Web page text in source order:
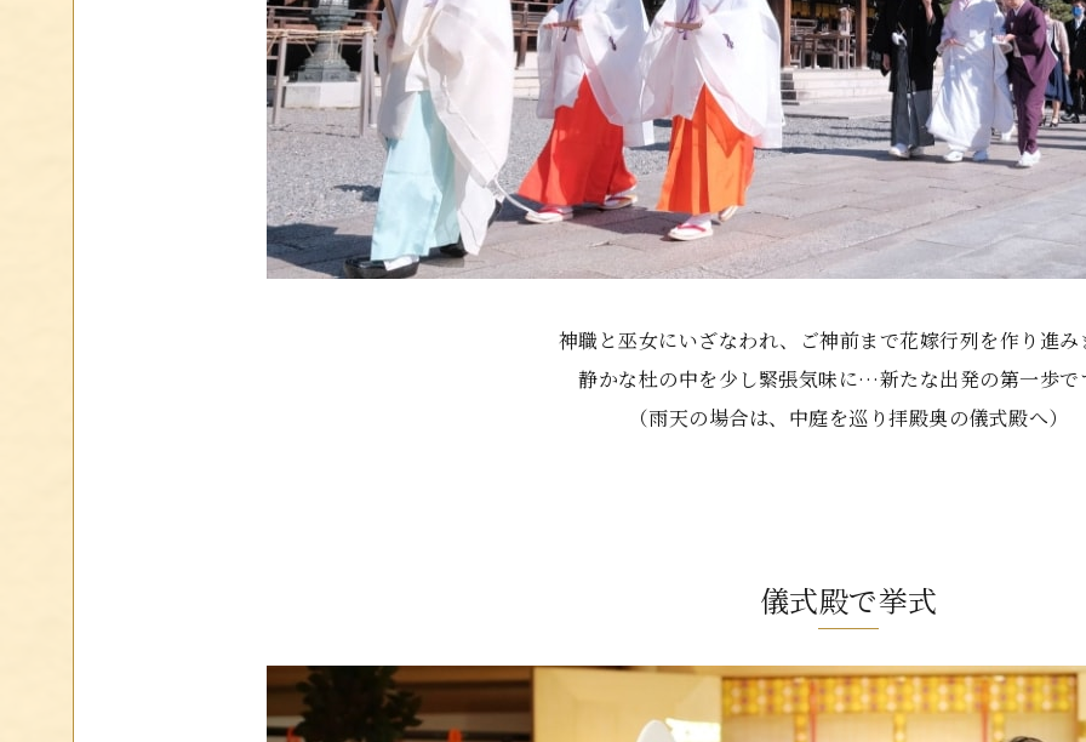
神職と巫女にいざなわれ、
ご神前まで花嫁行列を作り進み
静かな杜の中を少し緊張気味に…新たな出発の第一歩で
（雨天の場合は、中庭を巡り拝殿奥の儀式殿へ）
儀式殿で挙式